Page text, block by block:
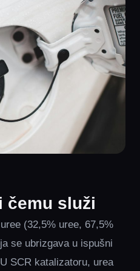
čemu služi
(32,5% uree, 67,5%
se ubrizgava u ispušni
SCR katalizatoru, urea